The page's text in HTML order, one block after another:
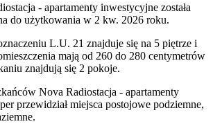
- apartamenty inwestycyjne została
do użytkowania w 2 kw. 2026 roku.
L.U. 21 znajduje się na 5 piętrze i
mają od 260 do 280 centymetrów
znajdują się 2 pokoje.
Nova Radiostacja - apartamenty
przewidziałmiejsca postojowe podziemne,
.